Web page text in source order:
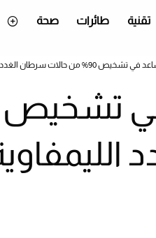
تقنية طائرات صحة
حالات سرطان الغدد الليمفاوية
في تشخيص